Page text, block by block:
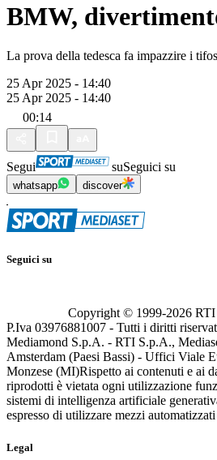
BMW,
La prova della tedesca fa impazzire i
25 Apr 2025 - 14:40
25 Apr 2025 - 14:40
00:14
Segui suSeguici su
whatsapp discover
Seguici su
Copyright © 1999-2026 RTI
P.Iva 03976881007 - Tutti i diritti
Mediamond S.p.A. - RTI S.p.A.,
Amsterdam (Paesi Bassi) - Uffici Viale
Monzese (MI)Rispetto ai contenuti e ai
riprodotti è vietata ogni utilizzazione
sistemi di intelligenza artificiale
espresso di utilizzare mezzi
Legal